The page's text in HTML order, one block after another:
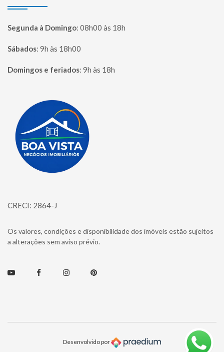
Segunda à Domingo: 08h00 às 18h
Sábados: 9h às 18h00
Domingos e feriados: 9h às 18h
Página inicial
CRECI: 2864-J
Os valores, condições e disponibilidade dos imóveis estão sujeitos
a alterações sem aviso prévio.
Youtube FacebookInstagramPinterest
Desenvolvido por